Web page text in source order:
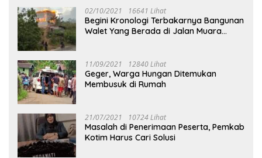
02/10/2021 16641 Lihat
Begini Kronologi Terbakarnya Bangunan
Walet Yang Berada di Jalan Muara
11/09/2021 12840 Lihat
Geger, Warga Hungan Ditemukan
Membusuk di Rumah
21/07/2021 10724 Lihat
Masalah di Penerimaan Peserta, Pemkab
Kotim Harus Cari Solusi